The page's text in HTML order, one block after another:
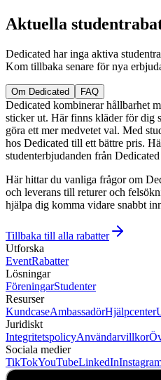
Aktuella
Dedicated har inga aktiva
Kom tillbaka senare för nya
Om Dedicated FAQ
Dedicated kombinerar hållbarhet
sticker ut. Här finns kläder för dig
göra ett mer medvetet val. Med
hos Dedicated till ett bättre pris.
studenterbjudanden från
Här hittar du vanliga frågor om
och leverans till returer och
hjälpa dig komma vidare snabbt
Tillbaka till alla rabatter
Utforska
EventRabatter
Lösningar
FöreningarStudenter
Resurser
KundcaseAmbassadörHjälpcenter
Juridiskt
IntegritetspolicyAnvändarvillkor
Sociala medier
TikTokYouTubeLinkedIn